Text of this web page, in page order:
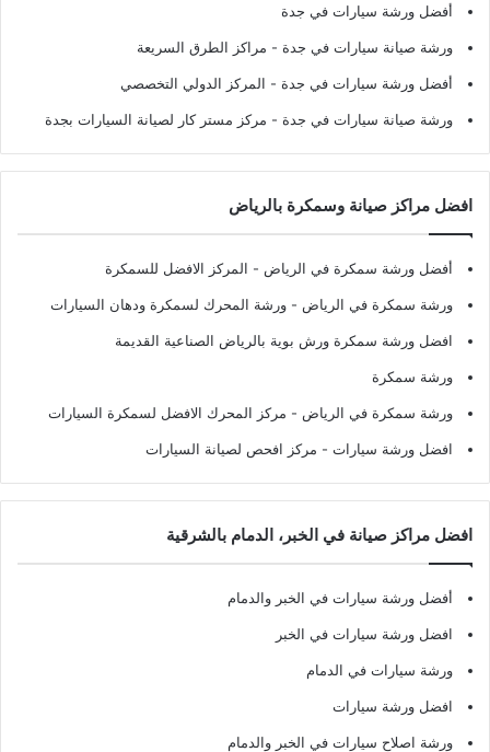
أفضل ورشة سيارات في جدة
ورشة صيانة سيارات في جدة - مراكز الطرق السريعة
أفضل ورشة سيارات في جدة - المركز الدولي التخصصي
ورشة صيانة سيارات في جدة - مركز مستر كار لصيانة السيارات بجدة
افضل مراكز صيانة وسمكرة بالرياض
أفضل ورشة سمكرة في الرياض - المركز الافضل للسمكرة
ورشة سمكرة في الرياض - ورشة المحرك لسمكرة ودهان السيارات
افضل ورشة سمكرة ورش بوية بالرياض الصناعية القديمة
ورشة سمكرة
ورشة سمكرة في الرياض - مركز المحرك الافضل لسمكرة السيارات
افضل ورشة سيارات - مركز افحص لصيانة السيارات
افضل مراكز صيانة في الخبر، الدمام بالشرقية
أفضل ورشة سيارات في الخبر والدمام
افضل ورشة سيارات في الخبر
ورشة سيارات في الدمام
افضل ورشة سيارات
ورشة اصلاح سيارات في الخبر والدمام